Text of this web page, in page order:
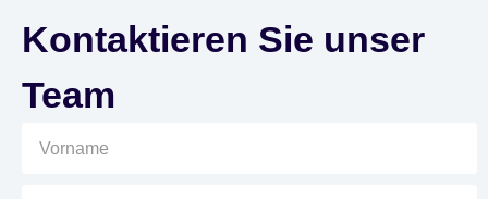
Kontaktieren Sie unser
Team